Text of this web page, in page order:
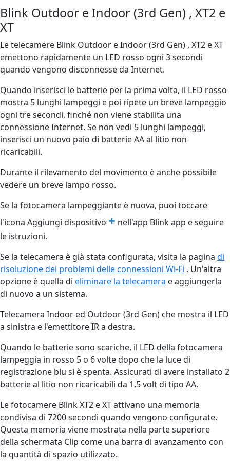
Blink Outdoor e Indoor (3rd Gen) , XT2 e
XT
Le telecamere Blink Outdoor e Indoor (3rd Gen) , XT2 e XT
emettono rapidamente un LED rosso ogni 3 secondi
quando vengono disconnesse da Internet.
Quando inserisci le batterie per la prima volta, il LED rosso
mostra 5 lunghi lampeggi e poi ripete un breve lampeggio
ogni tre secondi, finché non viene stabilita una
connessione Internet. Se non vedi 5 lunghi lampeggi,
inserisci un nuovo paio di batterie AA al litio non
ricaricabili.
Durante il rilevamento del movimento è anche possibile
vedere un breve lampo rosso.
Se la fotocamera lampeggiante è nuova, puoi toccare
l'icona Aggiungi dispositivo + nell'app Blink app e seguire
le istruzioni.
Se la telecamera è già stata configurata, visita la pagina di
risoluzione dei problemi delle connessioni Wi-Fi . Un'altra
opzione è quella di eliminare la telecamera e aggiungerla
di nuovo a un sistema.
Telecamera Indoor ed Outdoor (3rd Gen) che mostra il LED
a sinistra e l'emettitore IR a destra.
Quando le batterie sono scariche, il LED della fotocamera
lampeggia in rosso 5 o 6 volte dopo che la luce di
registrazione blu si è spenta. Assicurati di avere installato 2
batterie al litio non ricaricabili da 1,5 volt di tipo AA.
Le fotocamere Blink XT2 e XT attivano una memoria
condivisa di 7200 secondi quando vengono configurate.
Questa memoria viene mostrata nella parte superiore
della schermata Clip come una barra di avanzamento con
la quantità di spazio utilizzato.